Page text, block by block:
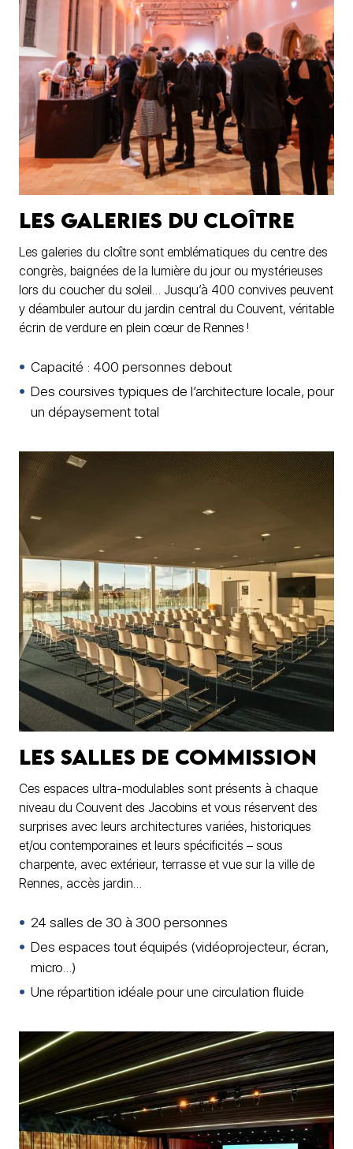
Les Galeries du cloître
Les galeries du cloître sont emblématiques du centre des
congrès, baignées de la lumière du jour ou mystérieuses
lors du coucher du soleil… Jusqu’à 400 convives peuvent
y déambuler autour du jardin central du Couvent, véritable
écrin de verdure en plein cœur de Rennes !
Capacité : 400 personnes debout
Des coursives typiques de l’architecture locale, pour
un dépaysement total
Les Salles de commission
Ces espaces ultra-modulables sont présents à chaque
niveau du Couvent des Jacobins et vous réservent des
surprises avec leurs architectures variées, historiques
et/ou contemporaines et leurs spécificités – sous
charpente, avec extérieur, terrasse et vue sur la ville de
Rennes, accès jardin…
24 salles de 30 à 300 personnes
Des espaces tout équipés (vidéoprojecteur, écran,
micro…)
Une répartition idéale pour une circulation fluide